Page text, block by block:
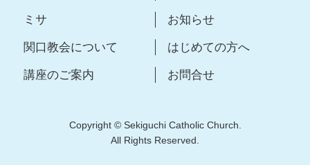
ミサ お知らせ
関口教会について はじめての方へ
講座のご案内 お問合せ
Copyright © Sekiguchi Catholic Church.
All Rights Reserved.